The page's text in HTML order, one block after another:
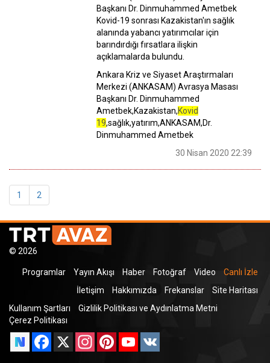
Başkanı Dr. Dinmuhammed Ametbek
Kovid-19 sonrası Kazakistan'ın sağlık
alanında yabancı yatırımcılar için
barındırdığı fırsatlara ilişkin
açıklamalarda bulundu.
Ankara Kriz ve Siyaset Araştırmaları
Merkezi (ANKASAM) Avrasya Masası
Başkanı Dr. Dinmuhammed
Ametbek,Kazakistan,Kovid
19,sağlık,yatırım,ANKASAM,Dr.
Dinmuhammed Ametbek
30 Nisan 2020 22:39
1 2
© 2026
Programlar Yayın Akışı Haber Fotoğraf Video
Canlı İzle
İletişim
Hakkımızda Frekanslar
Site Haritası
Kullanım Şartları
Gizlilik Politikası ve Aydınlatma Metni
Çerez Politikası
Facebook
X InstagramPinterestYouTube